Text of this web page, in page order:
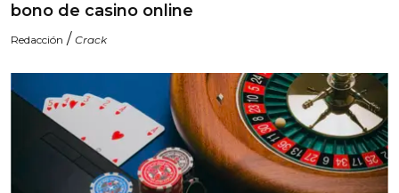
bono de casino online
Redacción / Crack